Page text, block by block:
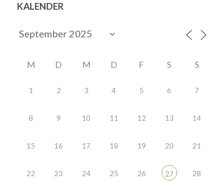
KALENDER
M D M D F S S
1 2 3 4 5 6 7
8 9 10 11 12 13 14
15 16 17 18 19 20 21
22 23 24 25 26 27 28